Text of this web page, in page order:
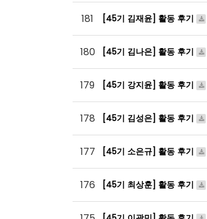
181 [45기 김재윤] 활동 후기
180 [45기 김나은] 활동 후기
179 [45기 강지윤] 활동 후기
178 [45기 김성은] 활동 후기
177 [45기 소은규] 활동 후기
176 [45기 최상훈] 활동 후기